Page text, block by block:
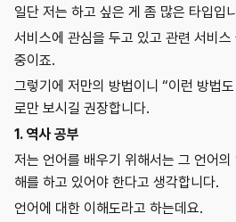
일단 저는 하고 싶은 게 좀 많은 타입입
서비스에 관심을 두고 있고 관련 서비
중이죠.
그렇기에 저만의 방법이니 “이런 방법
로만 보시길 권장합니다.
1. 역사 공부
저는 언어를 배우기 위해서는 그 언어의
해를 하고 있어야 한다고 생각합니다.
언어에 대한 이해도라고 하는데요.